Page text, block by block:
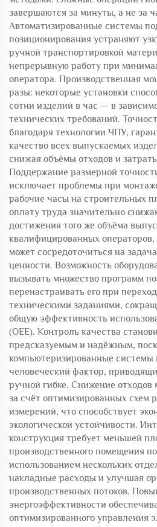
завершаются за минуты, а не за
Автоматизированные системы
позиционирования устраняют
ручной транспортировкой
непрерывную работу при
оператора. Производственная
разы: некоторые установки
сотни изделий в час — в
технических требований.
благодаря технологии ЧПУ,
качество всех выпускаемых
снижая объёмы отходов и
Поддержание размерной
исключает проблемы при
рабочие часы на строительных
оплату труда значительно
достижения того же объёма
квалифицированных
может сосредоточиться на
ценности. Возможность
вызывать множество программ
перенастраивать его при
техническими заданиями,
общую эффективность
(OEE). Контроль качества
предсказуемым и надёжным,
компьютеризированные
человеческий фактор,
ручной гибке. Снижение отходов
за счёт оптимизированных схем
измерений, что способствует
экологической устойчивости.
конструкция требует меньшей
производственного помещения
использованием нескольких
накладные расходы и улучшая
производственных потоков.
энергоэффективности
оптимизированного управления